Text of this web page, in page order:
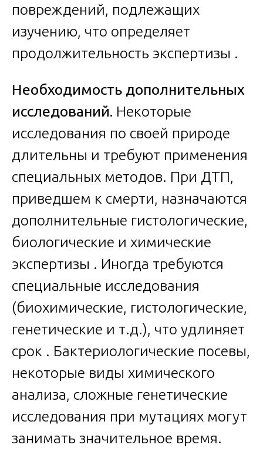
повреждений, подлежащих
изучению, что определяет
продолжительность экспертизы .
Необходимость дополнительных
исследований. Некоторые
исследования по своей природе
длительны и требуют применения
специальных методов. При ДТП,
приведшем к смерти, назначаются
дополнительные гистологические,
биологические и химические
экспертизы . Иногда требуются
специальные исследования
(биохимические, гистологические,
генетические и т.д.), что удлиняет
срок . Бактериологические посевы,
некоторые виды химического
анализа, сложные генетические
исследования при мутациях могут
занимать значительное время.